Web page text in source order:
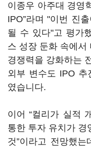
이종우 아주대 경영
IPO”라며 "이번 진
될 수 있다"고 평가
스 성장 둔화 속에서
경쟁력을 강화하는
외부 변수도 IPO 추
였습니다.
이어 “컬리가 실적
통한 투자 유치가 경
것”이라고 전망했